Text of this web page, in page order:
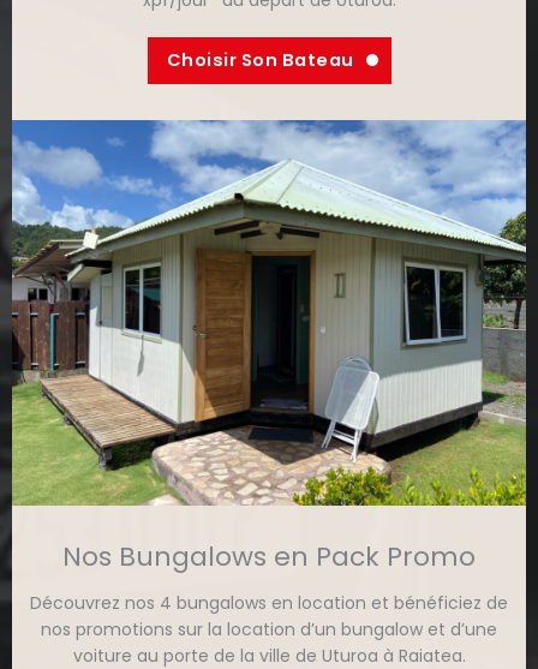
Choisir Son Bateau
Nos Bungalows en Pack Promo
Découvrez nos 4 bungalows en location et bénéficiez de
nos promotions sur la location d’un bungalow et d’une
voiture au porte de la ville de Uturoa à Raiatea.